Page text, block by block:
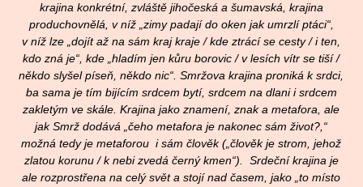
krajina konkrétní, zvláště jihočeská a šumavská, krajina
produchovnělá, v níž „zimy padají do oken jak umrzlí ptáci“,
v níž lze „dojít až na sám kraj kraje / kde ztrácí se cesty / i ten,
kdo zná je“, kde „hladím jen kůru borovic / v lesích vítr se tiší /
někdo slyšel píseň, někdo nic“. Smržova krajina proniká k srdci,
ba sama je tím bijícím srdcem bytí, srdcem na dlani i srdcem
zakletým ve skále. Krajina jako znamení, znak a metafora, ale
jak Smrž dodává „čeho metafora je nakonec sám život?,“
možná tedy je metaforou i sám člověk („člověk je strom, jehož
zlatou korunu / k nebi zvedá černý kmen“). Srdeční krajina je
ale rozprostřena na celý svět a stojí nad časem, jako „to místo